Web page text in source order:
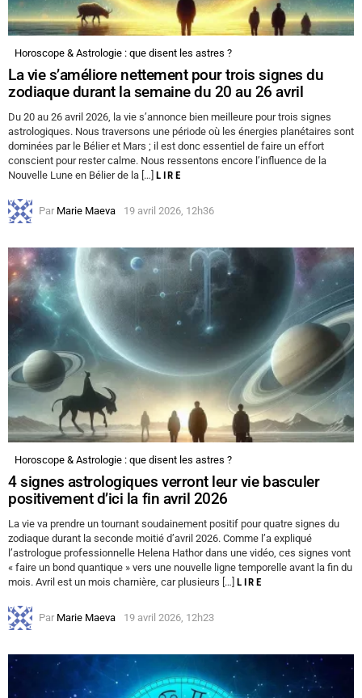
Horoscope & Astrologie : que disent les astres ?
La vie s’améliore nettement pour trois signes du
zodiaque durant la semaine du 20 au 26 avril
Du 20 au 26 avril 2026, la vie s’annonce bien meilleure pour trois signes
astrologiques. Nous traversons une période où les énergies planétaires sont
dominées par le Bélier et Mars ; il est donc essentiel de faire un effort
conscient pour rester calme. Nous ressentons encore l’influence de la
Nouvelle Lune en Bélier de la […] LIRE
Par Marie Maeva 19 avril 2026, 12h36
Horoscope & Astrologie : que disent les astres ?
4 signes astrologiques verront leur vie basculer
positivement d’ici la fin avril 2026
La vie va prendre un tournant soudainement positif pour quatre signes du
zodiaque durant la seconde moitié d’avril 2026. Comme l’a expliqué
l’astrologue professionnelle Helena Hathor dans une vidéo, ces signes vont
« faire un bond quantique » vers une nouvelle ligne temporelle avant la fin du
mois. Avril est un mois charnière, car plusieurs […] LIRE
Par Marie Maeva 19 avril 2026, 12h23